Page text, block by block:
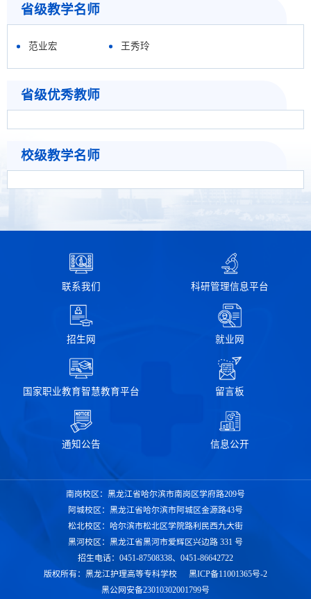
省级教学名师
范业宏 王秀玲
省级优秀教师
校级教学名师
联系我们 科研管理信息平台
招生网 就业网
国家职业教育智慧教育平台 留言板
通知公告 信息公开
南岗校区：黑龙江省哈尔滨市南岗区学府路209号
阿城校区：黑龙江省哈尔滨市阿城区金源路43号
松北校区：哈尔滨市松北区学院路利民西九大街
黑河校区：黑龙江省黑河市爱辉区兴边路 331 号
招生电话：0451-87508338、0451-86642722
版权所有：黑龙江护理高等专科学校
黑ICP备11001365号-2
黑公网安备23010302001799号